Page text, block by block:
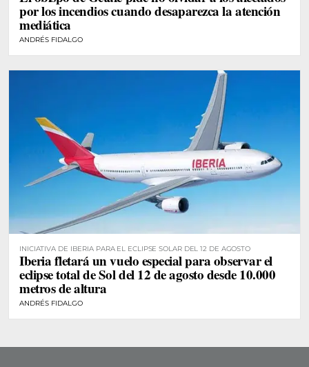
por los incendios cuando desaparezca la atención
mediática
ANDRÉS FIDALGO
INICIATIVA DE IBERIA PARA EL ECLIPSE SOLAR DEL 12 DE AGOSTO
Iberia fletará un vuelo especial para observar el
eclipse total de Sol del 12 de agosto desde 10.000
metros de altura
ANDRÉS FIDALGO